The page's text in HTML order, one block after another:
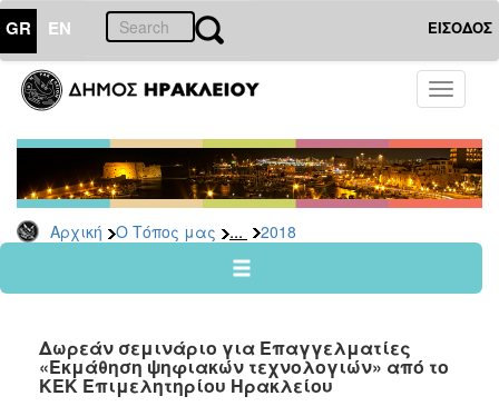
GR EN ΕΙΣΟΔΟΣ
Toggle
Αρχική Ο Τόπος μας ... 2018
ΤΟΠΟΣ
ΜΑΣ
Ανακοινώσεις
Αρχείο
2026
2024
2022
2021
Δωρεάν σεμινάριο για Επαγγελματίες
«Εκμάθηση ψηφιακών τεχνολογιών» από το
ΚΕΚ Επιμελητηρίου Ηρακλείου